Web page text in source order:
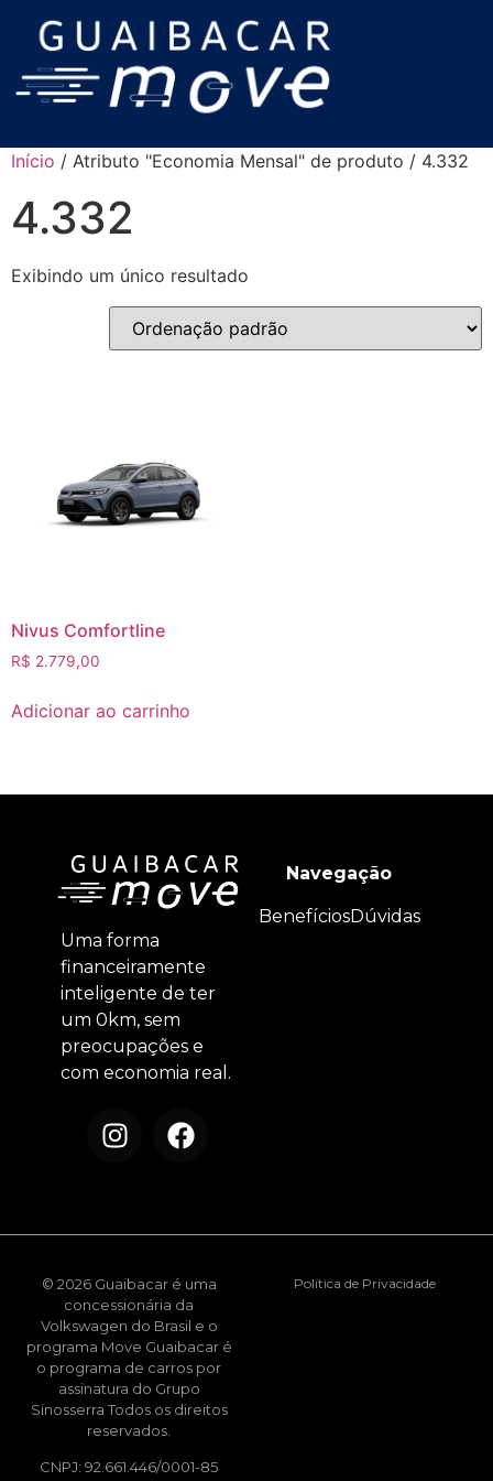
Início / Atributo "Economia Mensal" de produto / 4.332
4.332
Exibindo um único resultado
Nivus Comfortline
R$ 2.779,00
Adicionar ao carrinho
Uma forma
financeiramente
inteligente de ter
um 0km, sem
preocupações e
com economia real.
Navegação
BenefíciosDúvidas
© 2026 Guaibacar é uma
concessionária da
Volkswagen do Brasil e o
programa Move Guaibacar é
o programa de carros por
assinatura do Grupo
Sinosserra Todos os direitos
reservados.
CNPJ: 92.661.446/0001-85
Política de Privacidade